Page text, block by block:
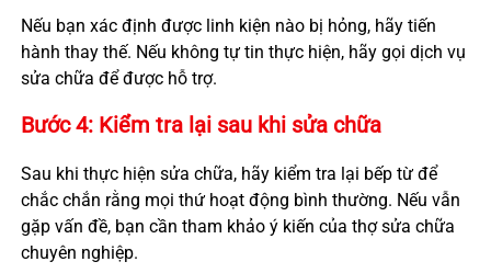
Nếu bạn xác định được linh kiện nào bị hỏng, hãy tiến
hành thay thế. Nếu không tự tin thực hiện, hãy gọi dịch vụ
sửa chữa để được hỗ trợ.
Bước 4: Kiểm tra lại sau khi sửa chữa
Sau khi thực hiện sửa chữa, hãy kiểm tra lại bếp từ để
chắc chắn rằng mọi thứ hoạt động bình thường. Nếu vẫn
gặp vấn đề, bạn cần tham khảo ý kiến của thợ sửa chữa
chuyên nghiệp.